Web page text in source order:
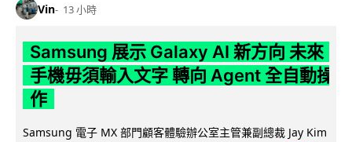
Vin 13 小時
Samsung 展示 Galaxy AI 新方向 未來
手機毋須輸入文字 轉向 Agent 全自動操
作
Samsung 電子 MX 部門顧客體驗辦公室主管兼副總裁 Jay Kim